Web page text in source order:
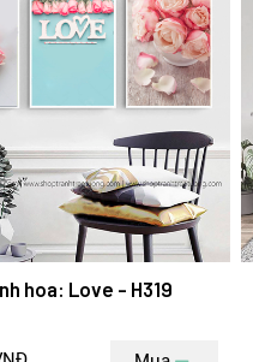
hoa: Love - H319